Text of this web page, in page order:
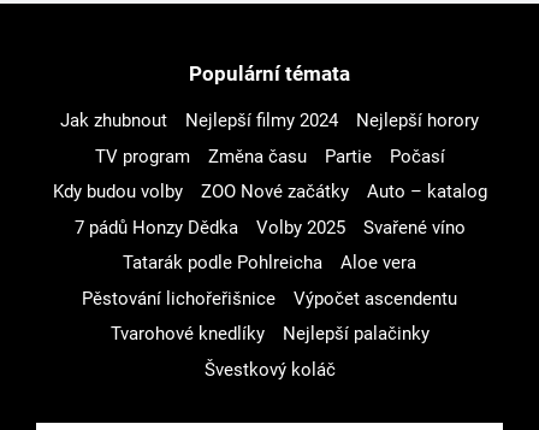
Populární témata
Jak zhubnout Nejlepší filmy 2024
Nejlepší horory
TV program
Změna času Partie
Počasí
Kdy budou volby
ZOO Nové začátky
Auto – katalog
7 pádů Honzy Dědka
Volby 2025
Svařené víno
Tatarák podle Pohlreicha
Aloe vera
Pěstování lichořeřišnice
Výpočet ascendentu
Tvarohové knedlíky
Nejlepší palačinky
Švestkový koláč